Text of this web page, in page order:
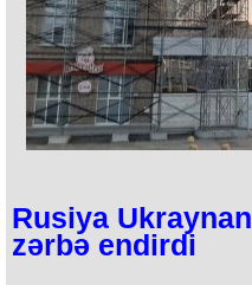
Rusiya
zərbə endirdi